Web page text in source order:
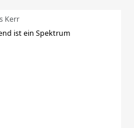
Kerr
ist ein Spektrum